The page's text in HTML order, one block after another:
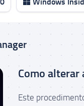
Canal
Beta
Canal
Dev
Como alterar
Este